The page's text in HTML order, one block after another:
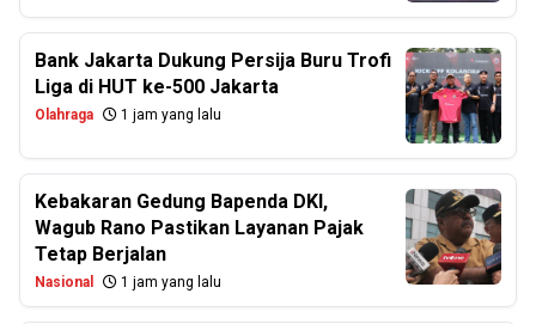
Bank Jakarta Dukung Persija Buru Trofi
Liga di HUT ke-500 Jakarta
Olahraga 1 jam yang lalu
Kebakaran Gedung Bapenda DKI,
Wagub Rano Pastikan Layanan Pajak
Tetap Berjalan
Nasional 1 jam yang lalu